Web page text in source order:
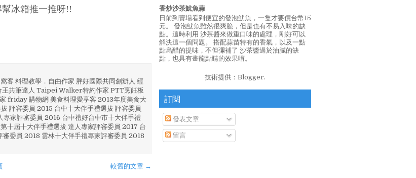
冰箱推一推呀!!
客 料理教學．自由作家 胖好國際共同創辦人 經
王共筆達人 Taipei Walker特約作家 PTT烹飪板
friday 購物網 美食料理愛享客 2013年度美食大
評審委員 2015 台中十大伴手禮選拔 評審委員
家評審委員 2016 台中禮好台中市十大伴手禮
十屆十大伴手禮選拔 達人專家評審委員 2017 台
委員 2018 雲林十大伴手禮專家評審委員 2018
較舊的文章 →
香炒沙茶魷魚蒜
日前到賣場看到便宜的發泡魷魚，一隻才要價台幣15
元。 發泡魷魚雖然很爽脆，但是也有不易入味的缺
點。這時利用 沙茶醬來做重口味的處理，剛好可以
解決這一個問題。 搭配蒜苗特有的香氣，以及一點
點烏醋的提味，不但彌補了 沙茶醬過於油膩的缺
點，也具有畫龍點睛的效果唷。
技術提供： Blogger.
訂閱
發表文章
留言